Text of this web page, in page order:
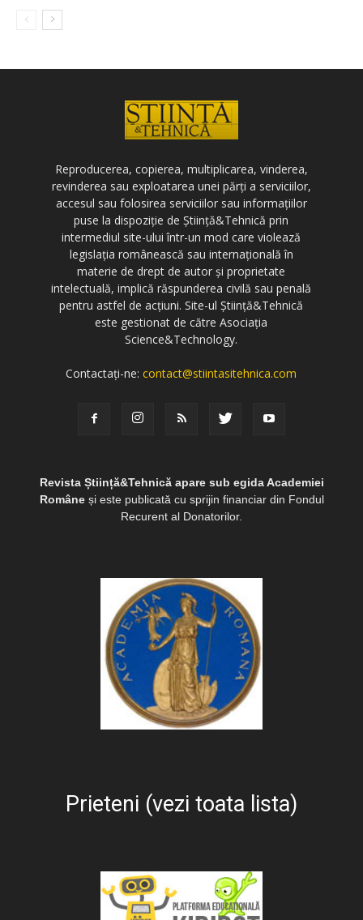
Reproducerea, copierea, multiplicarea, vinderea,
revinderea sau exploatarea unei părți a serviciilor,
accesul sau folosirea serviciilor sau informațiilor
puse la dispoziție de Știință&Tehnică prin
intermediul site-ului într-un mod care violează
legislația românească sau internațională în
materie de drept de autor și proprietate
intelectuală, implică răspunderea civilă sau penală
pentru astfel de acțiuni. Site-ul Știință&Tehnică
este gestionat de către Asociația
Science&Technology.
Contactați-ne:contact@stiintasitehnica.com
Revista Știință&Tehnică apare sub egida Academiei
Româneși este publicată cu sprijin financiar din Fondul
Recurent al Donatorilor.
Prieteni (vezi toata lista)